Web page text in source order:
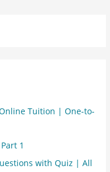
Tuition | One-to-
1
with Quiz | All